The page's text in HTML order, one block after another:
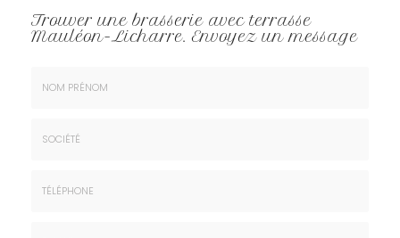
Trouver une brasserie avec terrasse
Mauléon-Licharre.Envoyez un message